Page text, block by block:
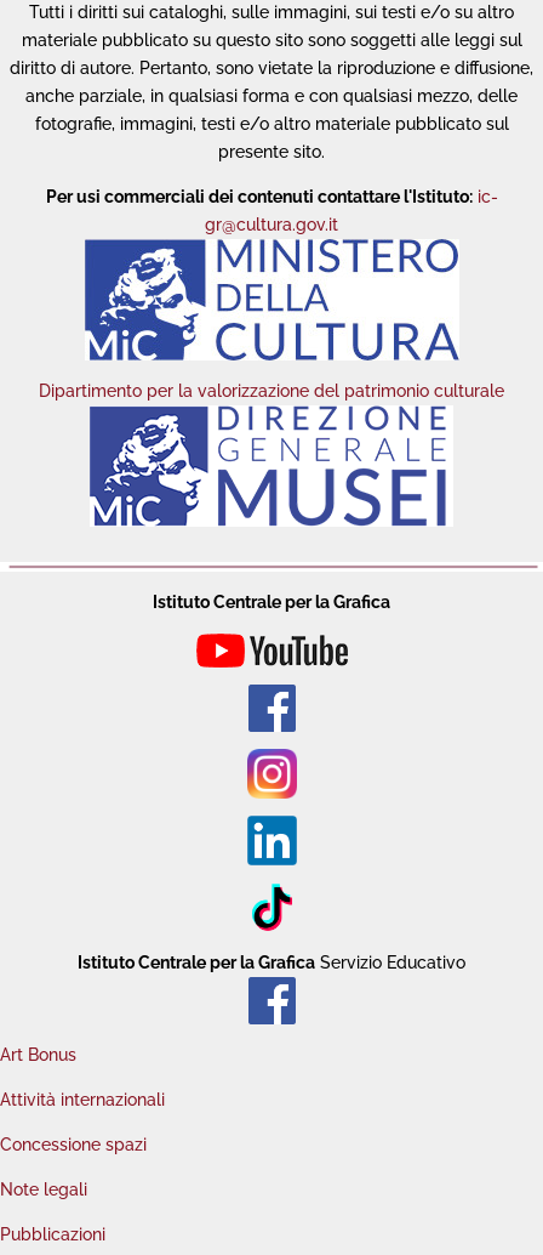
Tutti i diritti sui cataloghi, sulle immagini, sui testi e/o su altro
materiale pubblicato su questo sito sono soggetti alle leggi sul
diritto di autore. Pertanto, sono vietate la riproduzione e diffusione,
anche parziale, in qualsiasi forma e con qualsiasi mezzo, delle
fotografie, immagini, testi e/o altro materiale pubblicato sul
presente sito.
Per usi commerciali dei contenuti contattare l'Istituto: ic-
gr@cultura.gov.it
Dipartimento per la valorizzazione del patrimonio culturale
Istituto Centrale per la Grafica
Istituto Centrale per la Grafica Servizio Educativo
Art Bonus
Attività internazionali
Concessione spazi
Note legali
Pubblicazioni